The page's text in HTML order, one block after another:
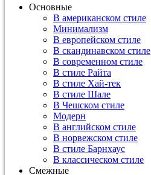
Основные
В американском стиле
Минимализм
В европейском стиле
В скандинавском стиле
В современном стиле
В стиле Райта
В стиле Хай-тек
В стиле Шале
В Чешском стиле
Модерн
В английском стиле
В норвежском стиле
В стиле Барнхаус
В классическом стиле
Смежные